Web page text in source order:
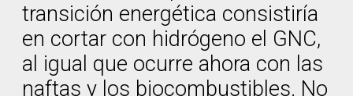
transición energética consistiría
en cortar con hidrógeno el GNC,
al igual que ocurre ahora con las
naftas y los biocombustibles. No